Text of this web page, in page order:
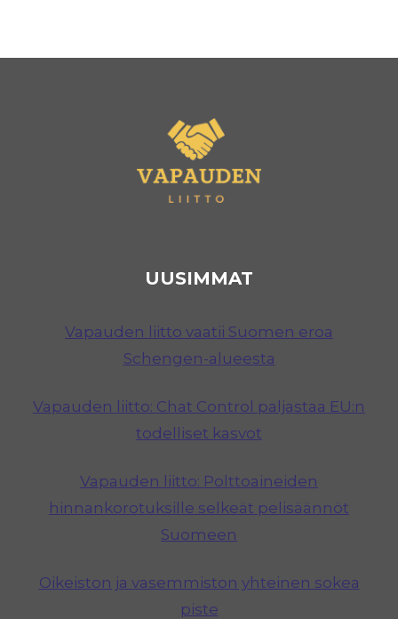
UUSIMMAT
Vapauden liitto vaatii Suomen eroa
Schengen-alueesta
Vapauden liitto: Chat Control paljastaa EU:n
todelliset kasvot
Vapauden liitto: Polttoaineiden
hinnankorotuksille selkeät pelisäännöt
Suomeen
Oikeiston ja vasemmiston yhteinen sokea
piste